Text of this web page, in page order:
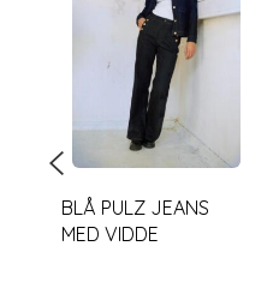
BLÅ PULZ JEANS
MED VIDDE